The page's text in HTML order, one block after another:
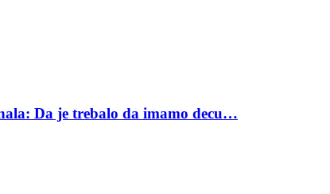
Da je trebalo da imamo decu…